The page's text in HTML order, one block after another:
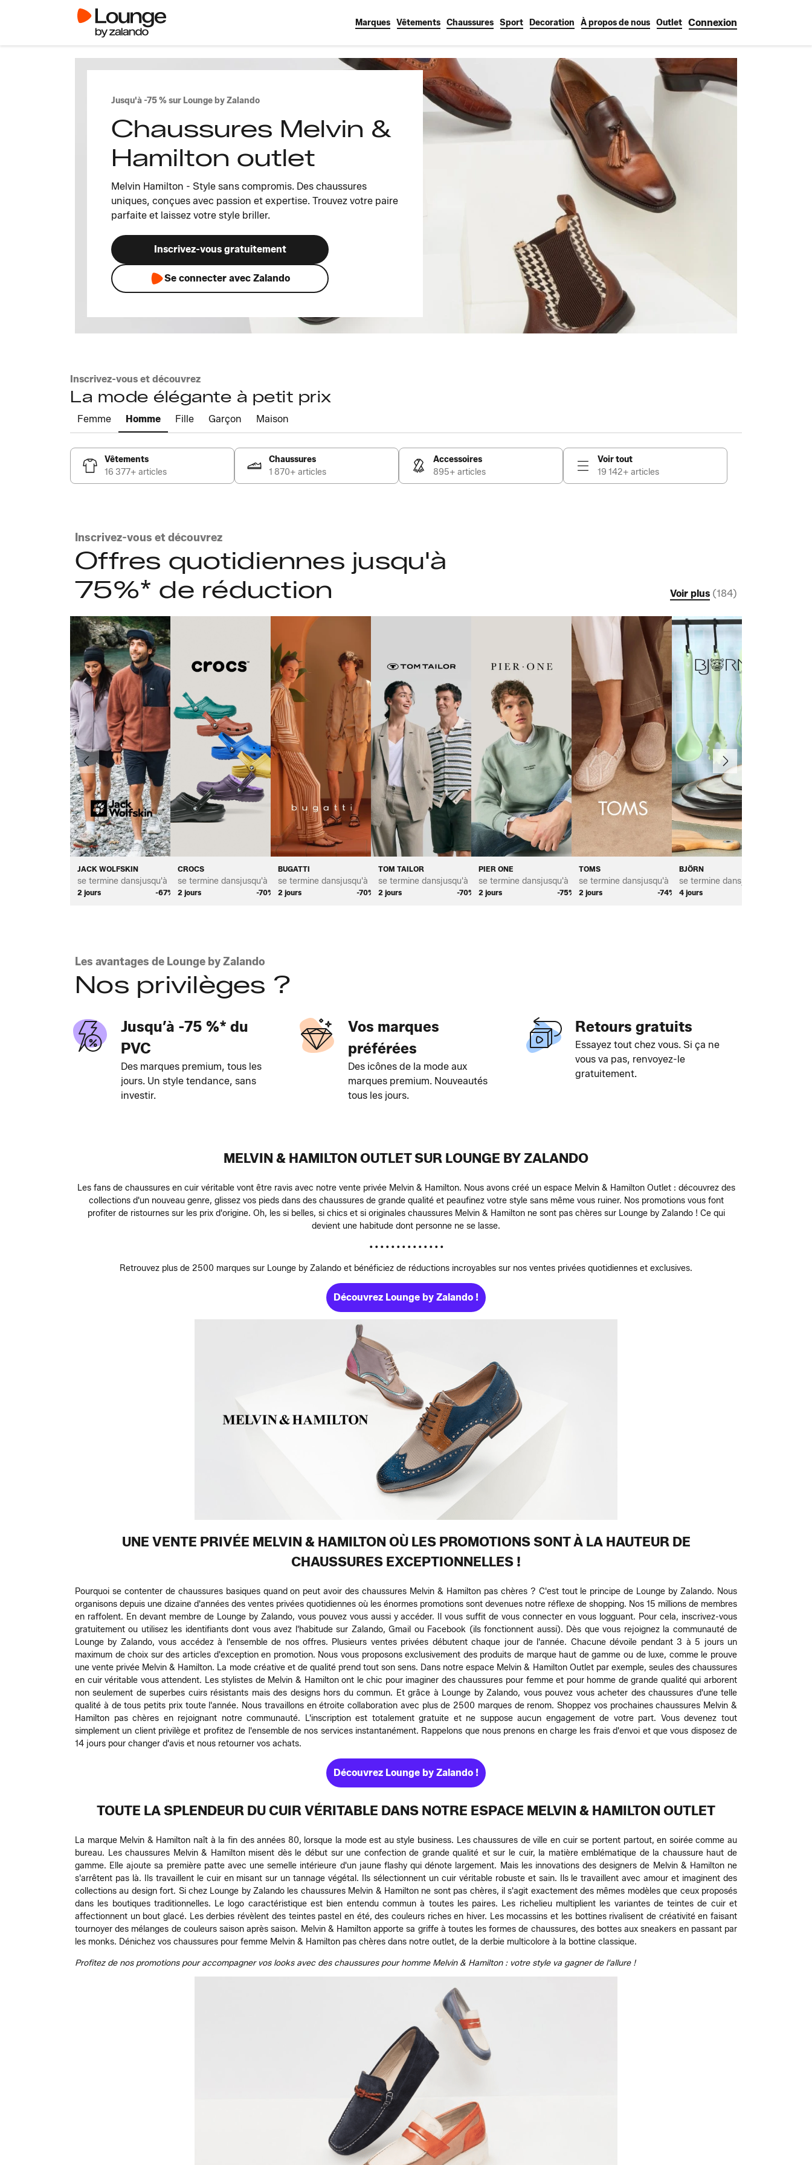
Marques Vêtements Chaussures Sport Decoration À propos de nous Outlet Connexion
Jusqu'à -75 % sur Lounge by Zalando
Chaussures Melvin &
Hamilton outlet
Melvin Hamilton - Style sans compromis. Des chaussures
uniques, conçues avec passion et expertise. Trouvez votre paire
parfaite et laissez votre style briller.
Inscrivez-vous gratuitement
Se connecter avec Zalando
Inscrivez-vous et découvrez
La mode élégante à petit prix
Femme Homme Fille Garçon Maison
Vêtements
16 377+ articles
Chaussures
1 870+ articles
Accessoires
895+ articles
Voir tout
19 142+ articles
Inscrivez-vous et découvrez
Offres quotidiennes jusqu'à
75%* de réduction
Voir plus (184)
JACK WOLFSKIN
se termine dans
2 jours
jusqu'à *
-67%
CROCS
se termine dans
2 jours
jusqu'à *
-70%
BUGATTI
se termine dans
2 jours
jusqu'à *
-70%
TOM TAILOR
se termine dans
2 jours
jusqu'à *
-70%
PIER ONE
se termine dans
2 jours
jusqu'à *
-75%
TOMS
se termine dans
2 jours
jusqu'à *
-74%
BJÖRN
se termine dans
4 jours
jusqu'à *
Précédent Suivant
Les avantages de Lounge by Zalando
Nos privilèges ?
Jusqu’à -75 %* du
PVC
Des marques premium, tous les
jours. Un style tendance, sans
investir.
Vos marques
préférées
Des icônes de la mode aux
marques premium. Nouveautés
tous les jours.
Retours gratuits
Essayez tout chez vous. Si ça ne
vous va pas, renvoyez-le
gratuitement.
MELVIN & HAMILTON OUTLET SUR LOUNGE BY ZALANDO
Les fans de chaussures en cuir véritable vont être ravis avec notre vente privée Melvin & Hamilton. Nous avons créé un espace Melvin & Hamilton Outlet : découvrez des
collections d'un nouveau genre, glissez vos pieds dans des chaussures de grande qualité et peaufinez votre style sans même vous ruiner. Nos promotions vous font
profiter de ristournes sur les prix d'origine. Oh, les si belles, si chics et si originales chaussures Melvin & Hamilton ne sont pas chères sur Lounge by Zalando ! Ce qui
devient une habitude dont personne ne se lasse.
• • • • • • • • • • • • • •
Retrouvez plus de 2500 marques sur Lounge by Zalando et bénéficiez de réductions incroyables sur nos ventes privées quotidiennes et exclusives.
Découvrez Lounge by Zalando !
UNE VENTE PRIVÉE MELVIN & HAMILTON OÙ LES PROMOTIONS SONT À LA HAUTEUR DE
CHAUSSURES EXCEPTIONNELLES !
Pourquoi se contenter de chaussures basiques quand on peut avoir des chaussures Melvin & Hamilton pas chères ? C'est tout le principe de Lounge by Zalando. Nous
organisons depuis une dizaine d'années des ventes privées quotidiennes où les énormes promotions sont devenues notre réflexe de shopping. Nos 15 millions de membres
en raffolent. En devant membre de Lounge by Zalando, vous pouvez vous aussi y accéder. Il vous suffit de vous connecter en vous logguant. Pour cela, inscrivez-vous
gratuitement ou utilisez les identifiants dont vous avez l'habitude sur Zalando, Gmail ou Facebook (ils fonctionnent aussi). Dès que vous rejoignez la communauté de
Lounge by Zalando, vous accédez à l'ensemble de nos offres. Plusieurs ventes privées débutent chaque jour de l'année. Chacune dévoile pendant 3 à 5 jours un
maximum de choix sur des articles d'exception en promotion. Nous vous proposons exclusivement des produits de marque haut de gamme ou de luxe, comme le prouve
une vente privée Melvin & Hamilton. La mode créative et de qualité prend tout son sens. Dans notre espace Melvin & Hamilton Outlet par exemple, seules des chaussures
en cuir véritable vous attendent. Les stylistes de Melvin & Hamilton ont le chic pour imaginer des chaussures pour femme et pour homme de grande qualité qui arborent
non seulement de superbes cuirs résistants mais des designs hors du commun. Et grâce à Lounge by Zalando, vous pouvez vous acheter des chaussures d'une telle
qualité à de tous petits prix toute l'année. Nous travaillons en étroite collaboration avec plus de 2500 marques de renom. Shoppez vos prochaines chaussures Melvin &
Hamilton pas chères en rejoignant notre communauté. L'inscription est totalement gratuite et ne suppose aucun engagement de votre part. Vous devenez tout
simplement un client privilège et profitez de l'ensemble de nos services instantanément. Rappelons que nous prenons en charge les frais d'envoi et que vous disposez de
14 jours pour changer d'avis et nous retourner vos achats.
Découvrez Lounge by Zalando !
TOUTE LA SPLENDEUR DU CUIR VÉRITABLE DANS NOTRE ESPACE MELVIN & HAMILTON OUTLET
La marque Melvin & Hamilton naît à la fin des années 80, lorsque la mode est au style business. Les chaussures de ville en cuir se portent partout, en soirée comme au
bureau. Les chaussures Melvin & Hamilton misent dès le début sur une confection de grande qualité et sur le cuir, la matière emblématique de la chaussure haut de
gamme. Elle ajoute sa première patte avec une semelle intérieure d'un jaune flashy qui dénote largement. Mais les innovations des designers de Melvin & Hamilton ne
s'arrêtent pas là. Ils travaillent le cuir en misant sur un tannage végétal. Ils sélectionnent un cuir véritable robuste et sain. Ils le travaillent avec amour et imaginent des
collections au design fort. Si chez Lounge by Zalando les chaussures Melvin & Hamilton ne sont pas chères, il s'agit exactement des mêmes modèles que ceux proposés
dans les boutiques traditionnelles. Le logo caractéristique est bien entendu commun à toutes les paires. Les richelieu multiplient les variantes de teintes de cuir et
affectionnent un bout glacé. Les derbies révèlent des teintes pastel en été, des couleurs riches en hiver. Les mocassins et les bottines rivalisent de créativité en faisant
tournoyer des mélanges de couleurs saison après saison. Melvin & Hamilton apporte sa griffe à toutes les formes de chaussures, des bottes aux sneakers en passant par
les monks. Dénichez vos chaussures pour femme Melvin & Hamilton pas chères dans notre outlet, de la derbie multicolore à la bottine classique.
Profitez de nos promotions pour accompagner vos looks avec des chaussures pour homme Melvin & Hamilton : votre style va gagner de l'allure !